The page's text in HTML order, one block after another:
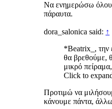
Να ενημερώσω
πάραυτα.
dora_salonica said: ↑
*Beatrix_, την
θα βρεθούμε,
μικρό
Click to
Προτιμώ να
κάνουμε πάντα,